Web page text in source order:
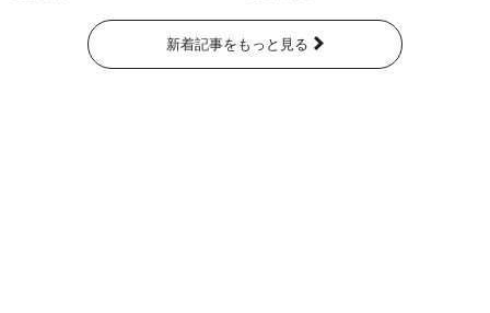
新着記事をもっと見る